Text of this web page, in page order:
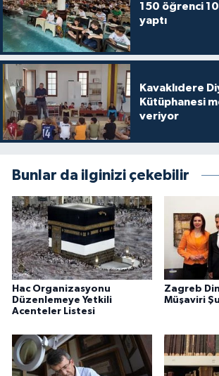
150 öğrenci
yaptı
Kavaklıdere
Kütüphanesi
veriyor
Bunlar da ilginizi çekebilir
Hac Organizasyonu
Düzenlemeye Yetkili
Acenteler Listesi
Zagreb
Müşaviri
Kahramanmaraş Müftülüğü
Karabük Müftülüğü
Karaman Müftülüğü
Kars Müftülüğü
Kilis Müftülüğü
Kırıkkale Müftülüğü
Kırklareli Müftülüğü
Kırşehir Müftülüğü
Kocaeli Müftülüğü